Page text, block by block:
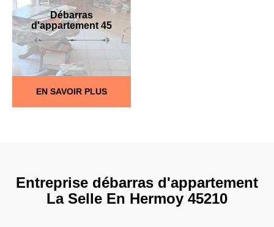
Débarras
d'appartement 45
EN SAVOIR PLUS
Entreprise débarras d'appartement
La Selle En Hermoy 45210